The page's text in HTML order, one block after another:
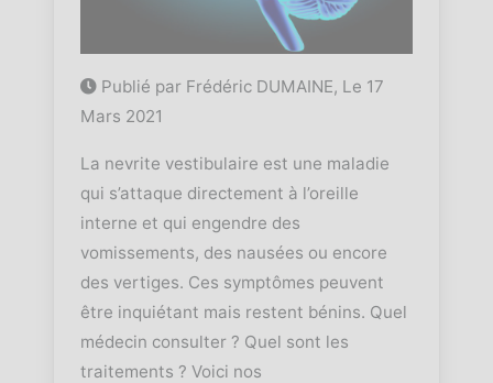
Publié par Frédéric DUMAINE, Le 17
Mars 2021
La nevrite vestibulaire est une maladie
qui s’attaque directement à l’oreille
interne et qui engendre des
vomissements, des nausées ou encore
des vertiges. Ces symptômes peuvent
être inquiétant mais restent bénins. Quel
médecin consulter ? Quel sont les
traitements ? Voici nos